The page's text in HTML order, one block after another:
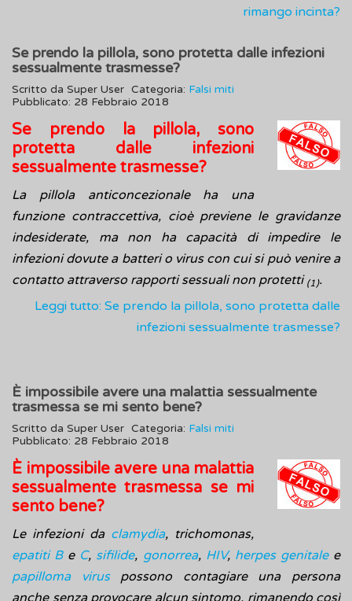
rimango incinta?
Se prendo la pillola, sono protetta dalle infezioni
sessualmente trasmesse?
Scritto da Super User Categoria: Falsi miti
Pubblicato: 28 Febbraio 2018
Se prendo la pillola, sono
protetta dalle infezioni
sessualmente trasmesse?
La pillola anticoncezionale ha una
funzione contraccettiva, cioè previene le gravidanze
indesiderate, ma non ha capacità di impedire le
infezioni dovute a batteri o virus con cui si può venire a
contatto attraverso rapporti sessuali non protetti (1).
Leggi tutto: Se prendo la pillola, sono protetta dalle
infezioni sessualmente trasmesse?
È impossibile avere una malattia sessualmente
trasmessa se mi sento bene?
Scritto da Super User Categoria: Falsi miti
Pubblicato: 28 Febbraio 2018
È impossibile avere una malattia
sessualmente trasmessa se mi
sento bene?
Le infezioni da clamydia, trichomonas,
epatiti Be C, sifilide, gonorrea, HIV, herpes genitalee
papilloma viruspossono contagiare una persona